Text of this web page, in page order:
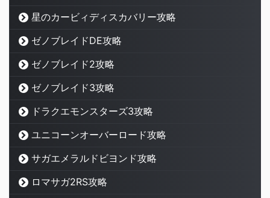
星のカービィディスカバリー攻略
ゼノブレイドDE攻略
ゼノブレイド2攻略
ゼノブレイド3攻略
ドラクエモンスターズ3攻略
ユニコーンオーバーロード攻略
サガエメラルドビヨンド攻略
ロマサガ2RS攻略